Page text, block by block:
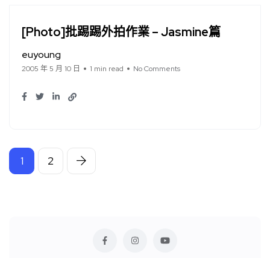
[Photo]批踢踢外拍作業 – Jasmine篇
euyoung
2005 年 5 月 10 日 1 min read No Comments
1 2